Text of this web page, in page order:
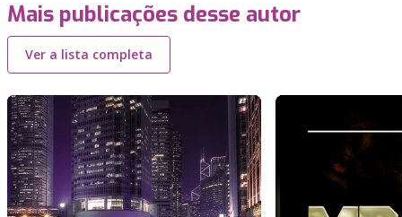
Mais publicações desse autor
Ver a lista completa